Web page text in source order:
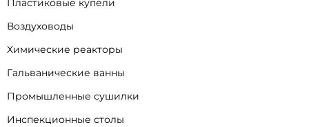
Пластиковые купели
Воздуховоды
Химические реакторы
Гальванические ванны
Промышленные сушилки
Инспекционные столы